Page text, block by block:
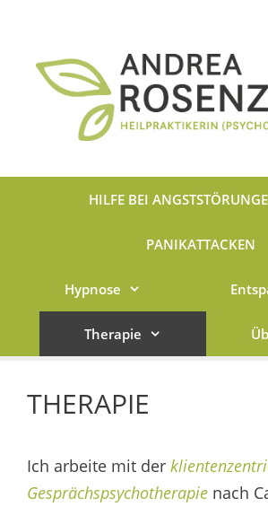
springen
HILFE BEI
PANIKATTACKEN
Hypnose
Therapie
THERAPIE
Ich arbeite mit der
Gesprächspsychotherapie nach